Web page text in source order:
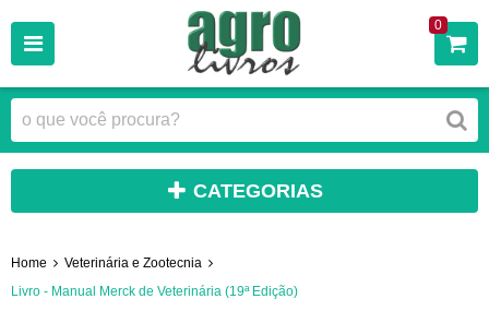
0
CATEGORIAS
Home
Veterinária e Zootecnia
Livro - Manual Merck de Veterinária (19ª Edição)